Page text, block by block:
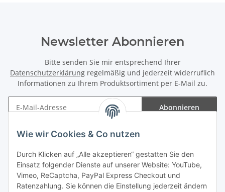
Wie wir Cookies & Co nutzen
Durch Klicken auf „Alle akzeptieren“ gestatten Sie den
Einsatz folgender Dienste auf unserer Website: YouTube,
Vimeo, ReCaptcha, PayPal Express Checkout und
Ratenzahlung. Sie können die Einstellung jederzeit ändern
Newsletter Abonnieren
Bitte senden Sie mir entsprechend Ihrer
Datenschutzerklärung regelmäßig und jederzeit widerruflich
Informationen zu Ihrem Produktsortiment per E-Mail zu.
Abonnieren
Gesetzliche Informationen